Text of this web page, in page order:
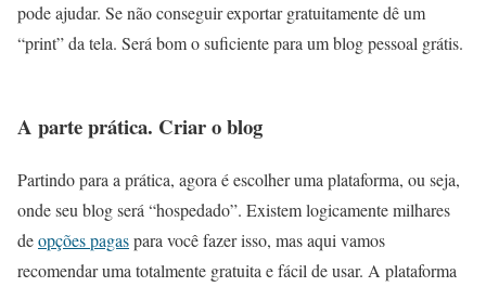
pode ajudar. Se não conseguir exportar gratuitamente dê um
“print” da tela. Será bom o suficiente para um blog pessoal grátis.
A parte prática. Criar o blog
Partindo para a prática, agora é escolher uma plataforma, ou seja,
onde seu blog será “hospedado”. Existem logicamente milhares
deopções pagaspara você fazer isso, mas aqui vamos
recomendar uma totalmente gratuita e fácil de usar. A plataforma